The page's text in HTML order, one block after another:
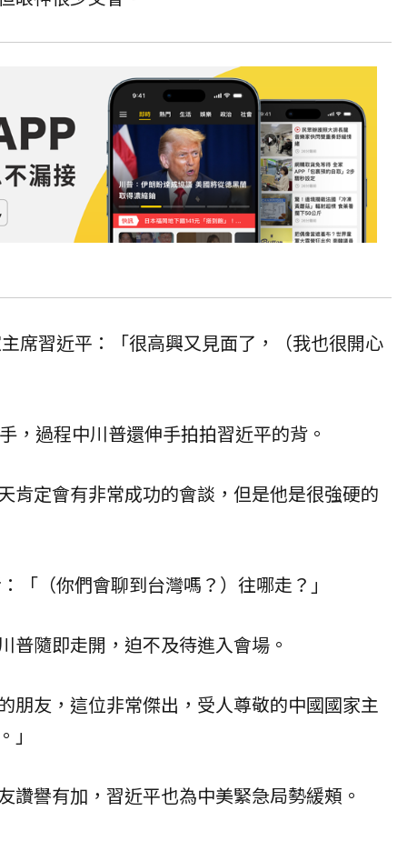
席習近平：「很高興又見面了，（我也很開心
，過程中川普還伸手拍拍習近平的背。
肯定會有非常成功的會談，但是他是很強硬的
「（你們會聊到台灣嗎？）往哪走？」
普隨即走開，迫不及待進入會場。
朋友，這位非常傑出，受人尊敬的中國國家主
讚譽有加，習近平也為中美緊急局勢緩頰。